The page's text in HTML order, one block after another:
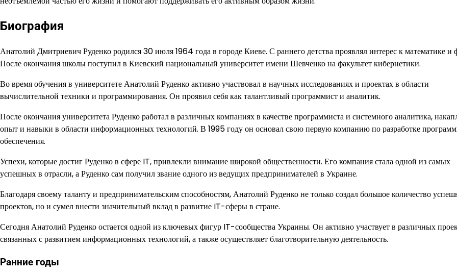
Биография
Анатолий Дмитриевич Руденко родился 30 июля 1964 года в городе Киеве. С раннего детства проявлял интерес к математике и
После окончания школы поступил в Киевский национальный университет имени Шевченко на факультет кибернетики.
Во время обучения в университете Анатолий Руденко активно участвовал в научных исследованиях и проектах в области
вычислительной техники и программирования. Он проявил себя как талантливый программист и аналитик.
После окончания университета Руденко работал в различных компаниях в качестве программиста и системного аналитика,
опыт и навыки в области информационных технологий. В 1995 году он основал свою первую компанию по разработке
обеспечения.
Успехи, которые достиг Руденко в сфере IT, привлекли внимание широкой общественности. Его компания стала одной из самых
успешных в отрасли, а Руденко сам получил звание одного из ведущих предпринимателей в Украине.
Благодаря своему таланту и предпринимательским способностям, Анатолий Руденко не только создал большое количество
проектов, но и сумел внести значительный вклад в развитие IT-сферы в стране.
Сегодня Анатолий Руденко остается одной из ключевых фигур IT-сообщества Украины. Он активно участвует в различных
связанных с развитием информационных технологий, а также осуществляет благотворительную деятельность.
Ранние годы